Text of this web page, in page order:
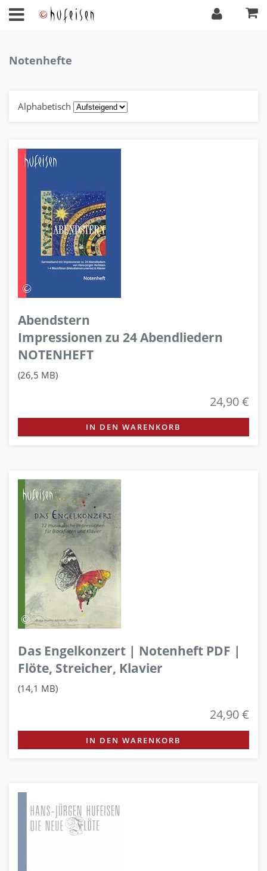
Notenhefte
Alphabetisch
Abendstern
Impressionen zu 24 Abendliedern
NOTENHEFT
(26,5 MB)
24,90 €
IN DEN WARENKORB
Das Engelkonzert | Notenheft PDF |
Flöte, Streicher, Klavier
(14,1 MB)
24,90 €
IN DEN WARENKORB